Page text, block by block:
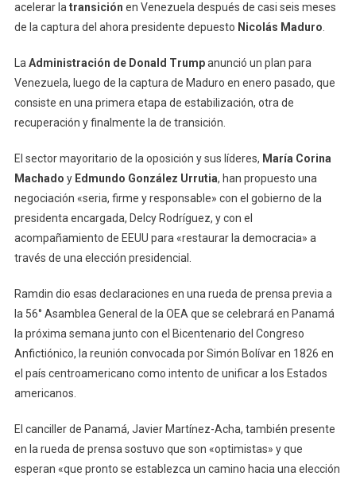
acelerar latransición en Venezuela después de casi seis meses
de la captura del ahora presidente depuesto Nicolás Maduro.
LaAdministración de Donald Trumpanunció un plan para
Venezuela, luego de la captura de Maduro en enero pasado, que
consiste en una primera etapa de estabilización, otra de
recuperación y finalmente la de transición.
El sector mayoritario de la oposición y sus líderes, María Corina
Machado y Edmundo González Urrutia, han propuesto una
negociación «seria, firme y responsable» con el gobierno de la
presidenta encargada, Delcy Rodríguez, y con el
acompañamiento de EEUU para «restaurar la democracia» a
través de una elección presidencial.
Ramdin dio esas declaraciones en una rueda de prensa previa a
la 56° Asamblea General de la OEA que se celebrará en Panamá
la próxima semana junto con el Bicentenario del Congreso
Anfictiónico, la reunión convocada por Simón Bolívar en 1826 en
el país centroamericano como intento de unificar a los Estados
americanos.
El canciller de Panamá, Javier Martínez-Acha, también presente
en la rueda de prensa sostuvo que son «optimistas» y que
esperan «que pronto se establezca un camino hacia una elección